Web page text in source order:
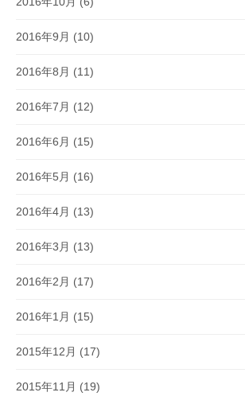
2016年9月 (10)
2016年8月 (11)
2016年7月 (12)
2016年6月 (15)
2016年5月 (16)
2016年4月 (13)
2016年3月 (13)
2016年2月 (17)
2016年1月 (15)
2015年12月 (17)
2015年11月 (19)